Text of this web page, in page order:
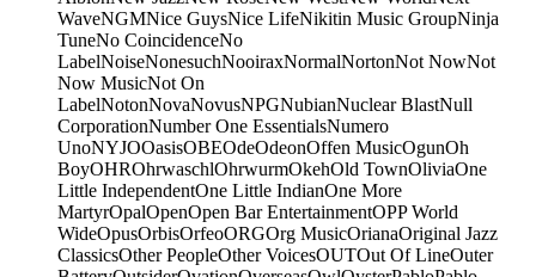
WaveNGMNice GuysNice LifeNikitin Music GroupNinja
TuneNo CoincidenceNo
LabelNoiseNonesuchNooiraxNormalNortonNot NowNot
Now MusicNot On
LabelNotonNovaNovusNPGNubianNuclear BlastNull
CorporationNumber One EssentialsNumero
UnoNYJOOasisOBEOdeOdeonOffen MusicOgunOh
BoyOHROhrwaschlOhrwurmOkehOld TownOliviaOne
Little IndependentOne Little IndianOne More
MartyrOpalOpenOpen Bar EntertainmentOPP World
WideOpusOrbisOrfeoORGOrg MusicOrianaOriginal Jazz
ClassicsOther PeopleOther VoicesOUTOut Of LineOuter